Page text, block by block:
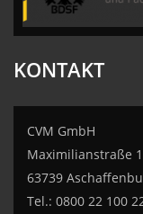
KONTAKT
CVM GmbH
Maximilianstraße
63739
Tel.: 0800 22 100